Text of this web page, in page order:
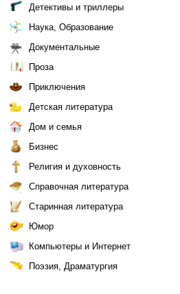
Детективы и триллеры
Наука, Образование
Документальные
Проза
Приключения
Детская литература
Дом и семья
Бизнес
Религия и духовность
Справочная литература
Старинная литература
Юмор
Компьютеры и Интернет
Поэзия, Драматургия